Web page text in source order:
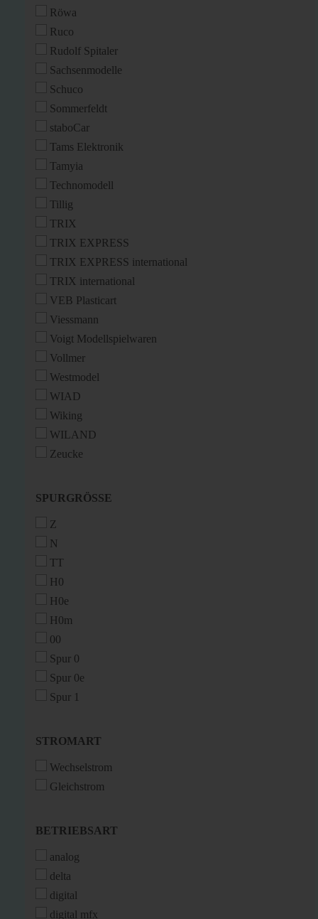
Röwa
Ruco
Rudolf Spitaler
Sachsenmodelle
Schuco
Sommerfeldt
staboCar
Tams Elektronik
Tamyia
Technomodell
Tillig
TRIX
TRIX EXPRESS
TRIX EXPRESS international
TRIX international
VEB Plasticart
Viessmann
Voigt Modellspielwaren
Vollmer
Westmodel
WIAD
Wiking
WILAND
Zeucke
SPURGRÖSSE
SPURGRÖSSE
Z
N
TT
H0
H0e
H0m
00
Spur 0
Spur 0e
Spur 1
STROMART
STROMART
Wechselstrom
Gleichstrom
BETRIEBSART
BETRIEBSART
analog
delta
digital
digital mfx